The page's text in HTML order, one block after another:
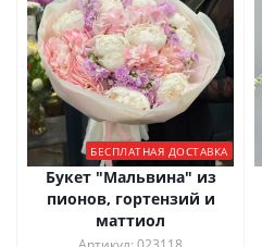
БЕСПЛАТНАЯ ДОСТАВКА
Букет "Мальвина" из
пионов, гортензий и
маттиол